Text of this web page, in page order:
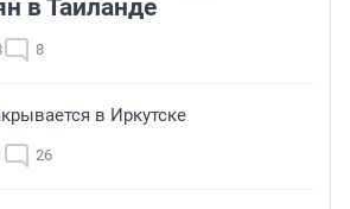
в Таиланде
8
в Иркутске
26